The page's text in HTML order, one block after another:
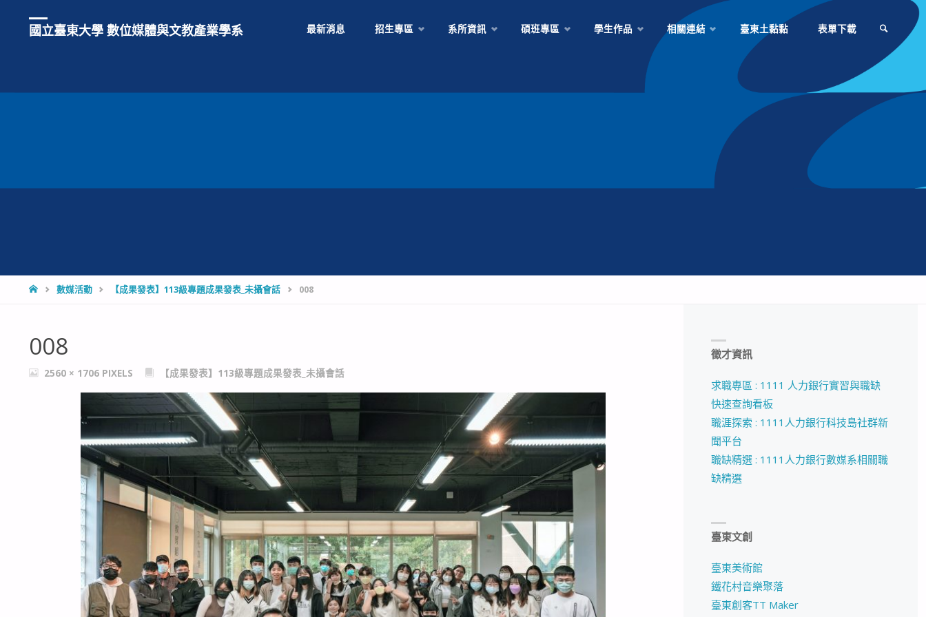
國立臺東大學 數位媒體與文教產業學系 最新消息 招生專區 系所資訊 碩班專區 學生作品 相關連結 臺東土黏黏 表單下載
HOME數媒活動 【成果發表】113級專題成果發表_未攝會話 008
008
FULL2560 × 1706 PIXELS 【成果發表】113級專題成果發表_未攝會話
徵才資訊
求職專區 : 1111 人力銀行實習與職缺
快速查詢看板
職涯探索 : 1111人力銀行科技島社群新
聞平台
職缺精選 : 1111人力銀行數媒系相關職
缺精選
臺東文創
臺東美術館
鐵花村音樂聚落
臺東創客TT Maker